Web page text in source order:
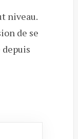
niveau.
de se